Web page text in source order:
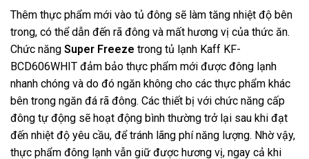
Thêm thực phẩm mới vào tủ đông sẽ làm tăng nhiệt độ bên
trong, có thể dẫn đến rã đông và mất hương vị của thức ăn.
Chức năng Super Freeze trong tủ lạnh Kaff KF-
BCD606WHIT đảm bảo thực phẩm mới được đông lạnh
nhanh chóng và do đó ngăn không cho các thực phẩm khác
bên trong ngăn đá rã đông. Các thiết bị với chức năng cấp
đông tự động sẽ hoạt động bình thường trở lại sau khi đạt
đến nhiệt độ yêu cầu, để tránh lãng phí năng lượng. Nhờ vậy,
thực phẩm đông lạnh vẫn giữ được hương vị, ngay cả khi